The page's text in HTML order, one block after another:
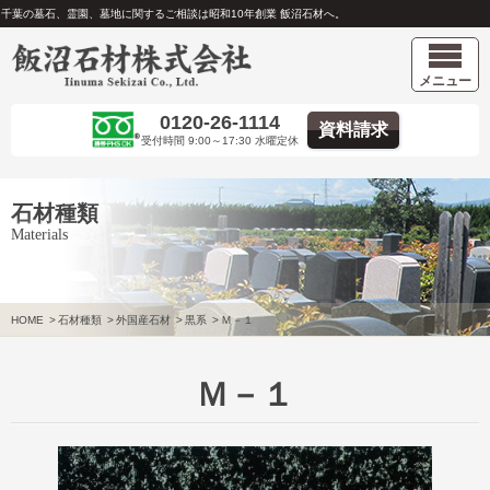
千葉の墓石、霊園、墓地に関するご相談は昭和10年創業 飯沼石材へ。
メニュー
0120-26-1114
受付時間 9:00～17:30 水曜定休
資料請求
石材種類
Materials
HOME >石材種類 >外国産石材 >黒系 > Ｍ－１
Ｍ－１